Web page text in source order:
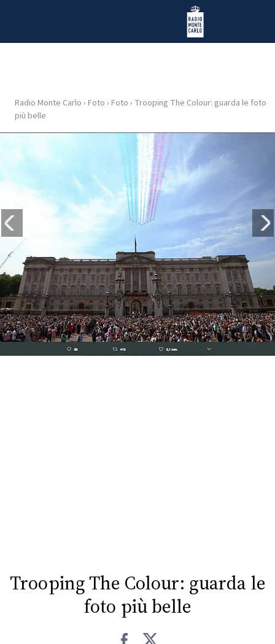
Radio Monte Carlo
HOME
RADIO
NEWS
FOTO
CONCORSI
Radio Monte Carlo › Foto › Foto › Trooping The Colour: guarda le foto
più belle
Trooping The Colour: guarda le
foto più belle